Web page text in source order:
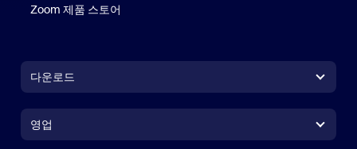
Zoom 제품 스토어
다운로드
Zoom Rooms 앱Zoom Rooms 앱
영업